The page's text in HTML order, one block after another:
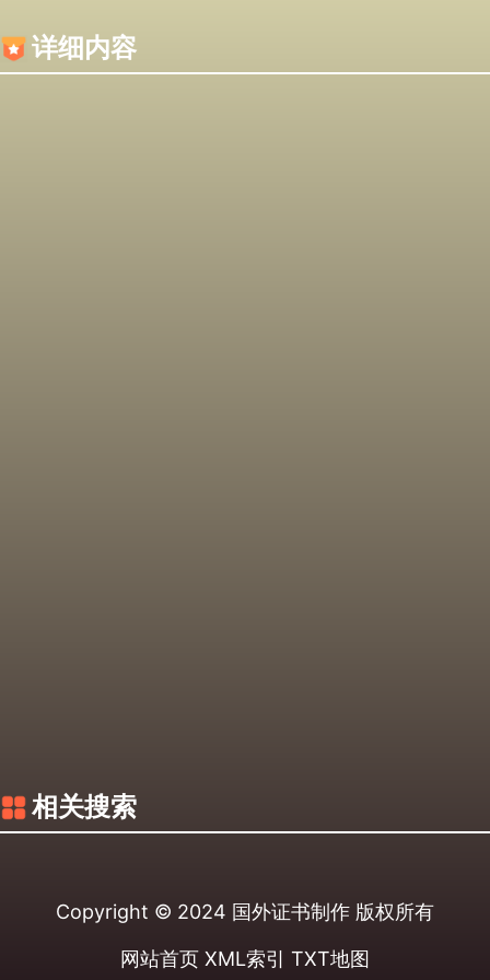
详细内容
相关搜索
Copyright © 2024 国外证书制作 版权所有
网站首页 XML索引 TXT地图